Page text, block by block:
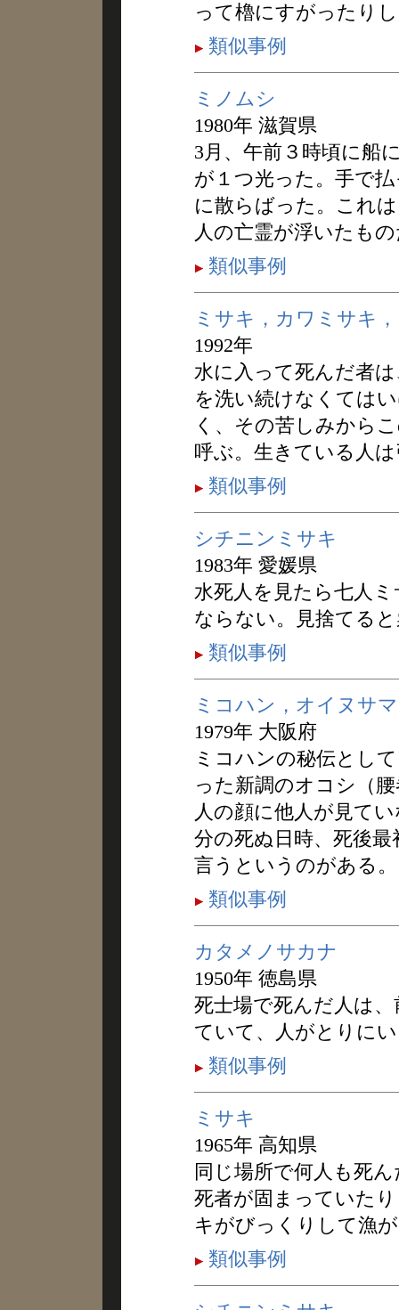
って櫓にすがったり
類似事例
ミノムシ
1980年 滋賀県
3月、午前３時頃に船
が１つ光った。手で
に散らばった。これ
人の亡霊が浮いたも
類似事例
ミサキ，カワミサキ
1992年
水に入って死んだ者
を洗い続けなくては
く、その苦しみから
呼ぶ。生きている人
類似事例
シチニンミサキ
1983年 愛媛県
水死人を見たら七人
ならない。見捨てる
類似事例
ミコハン，オイヌサ
1979年 大阪府
ミコハンの秘伝とし
った新調のオコシ（
人の顔に他人が見て
分の死ぬ日時、死後
言うというのがある。
類似事例
カタメノサカナ
1950年 徳島県
死士場で死んだ人は
ていて、人がとりに
類似事例
ミサキ
1965年 高知県
同じ場所で何人も死
死者が固まっていた
キがびっくりして漁
類似事例